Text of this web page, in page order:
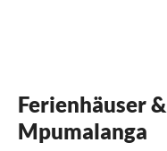
Ferienhäuser
Mpumalanga